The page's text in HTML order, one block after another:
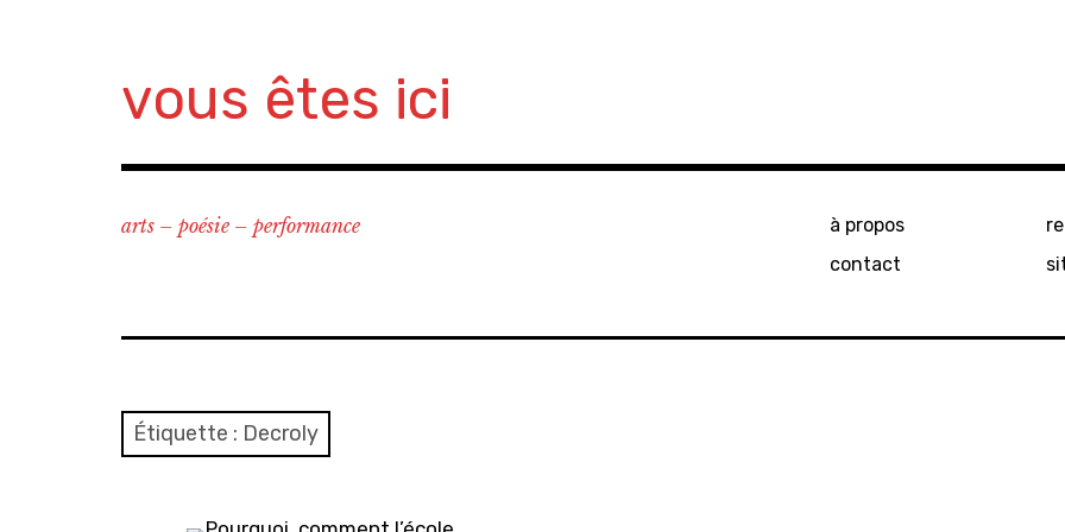
vous êtes ici
arts – poésie – performance
à propos
contact
Étiquette : Decroly